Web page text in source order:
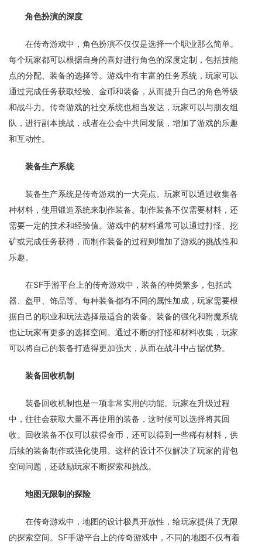
角色扮演的深度
在传奇游戏中，角色扮演不仅仅是选择一个职业那么简单。
每个玩家都可以根据自身的喜好进行角色的深度定制，包括技能
点的分配、装备的选择等。游戏中有丰富的任务系统，玩家可以
通过完成任务获取经验、金币和装备，从而提升自己的角色等级
和战斗力。传奇游戏的社交系统也相当发达，玩家可以与朋友组
队，进行副本挑战，或者在公会中共同发展，增加了游戏的乐趣
和互动性。
装备生产系统
装备生产系统是传奇游戏的一大亮点。玩家可以通过收集各
种材料，使用锻造系统来制作装备。制作装备不仅需要材料，还
需要一定的技术和经验值。游戏中的材料通常可以通过打怪、挖
矿或完成任务获得，而制作装备的过程则增加了游戏的挑战性和
乐趣。
在SF手游平台上的传奇游戏中，装备的种类繁多，包括武
器、盔甲、饰品等。每种装备都有不同的属性加成，玩家需要根
据自己的职业和玩法选择最适合的装备。装备的强化和附魔系统
也让玩家有更多的选择空间。通过不断的打怪和材料收集，玩家
可以将自己的装备打造得更加强大，从而在战斗中占据优势。
装备回收机制
装备回收机制也是一项非常实用的功能。玩家在升级过程
中，往往会获取大量不再使用的装备，这时候可以选择将其回
收。回收装备不仅可以获得金币，还可以得到一些稀有材料，供
后续的装备制作或强化使用。这样的设计不仅解决了玩家的背包
空间问题，还鼓励玩家不断探索和挑战。
地图无限制的探险
在传奇游戏中，地图的设计极具开放性，给玩家提供了无限
的探索空间。SF手游平台上的传奇游戏中，不同的地图不仅有着